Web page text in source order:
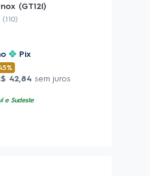
(GT12l)
(110)
Pix
42,84 sem juros
e Sudeste